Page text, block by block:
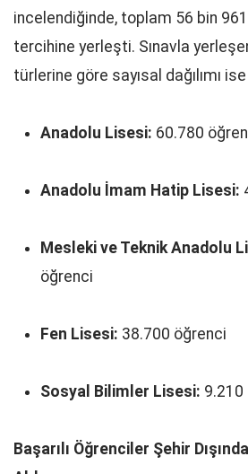
incelendiğinde, toplam 56 bin
tercihine yerleşti. Sınavla
türlerine göre sayısal dağılımı
Anadolu Lisesi: 60.780
Anadolu İmam Hatip Lisesi:
Mesleki ve Teknik Anadolu
öğrenci
Fen Lisesi: 38.700 öğrenci
Sosyal Bilimler Lisesi: 9.210
Başarılı Öğrenciler Şehir